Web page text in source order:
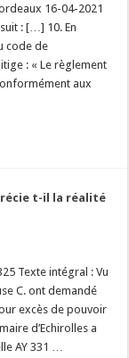
16-04-2021
: […] 10. En
code de
: « Le règlement
aux
t-il la réalité
Texte intégral : Vu
C. ont demandé
excès de pouvoir
d’Echirolles a
AY 331 …